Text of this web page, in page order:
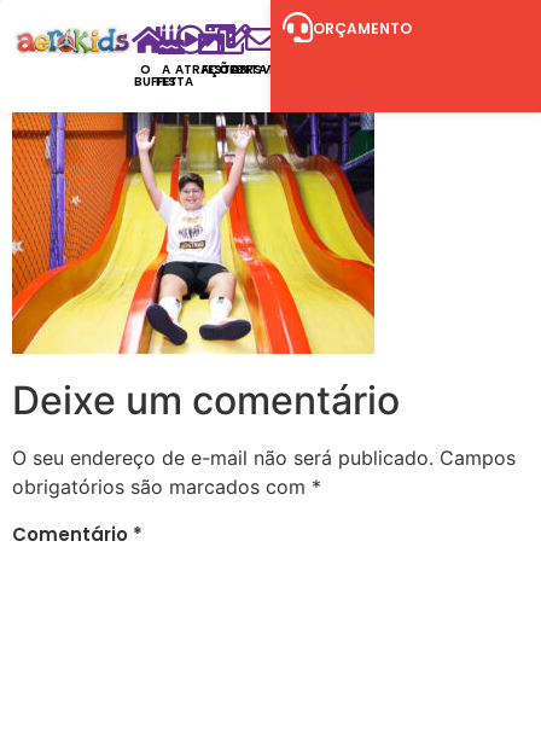
O
BUFFET
A
FESTA
ATRAÇÕES
FESTAS
CONTATO
RSVP
ORÇAMENTO
Deixe um comentário
O seu endereço de e-mail não será publicado. Campos
obrigatórios são marcados com *
Comentário *